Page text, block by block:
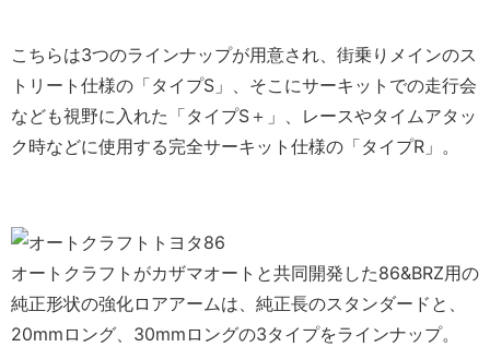
こちらは3つのラインナップが用意され、街乗りメインのス
トリート仕様の「タイプS」、そこにサーキットでの走行会
なども視野に入れた「タイプS＋」、レースやタイムアタッ
ク時などに使用する完全サーキット仕様の「タイプR」。
オートクラフトがカザマオートと共同開発した86&BRZ用の
純正形状の強化ロアアームは、純正長のスタンダードと、
20mmロング、30mmロングの3タイプをラインナップ。